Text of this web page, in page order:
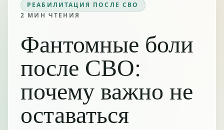
РЕАБИЛИТАЦИЯ ПОСЛЕ СВО
2 МИН ЧТЕНИЯ
Фантомные боли
после СВО:
почему важно не
оставаться